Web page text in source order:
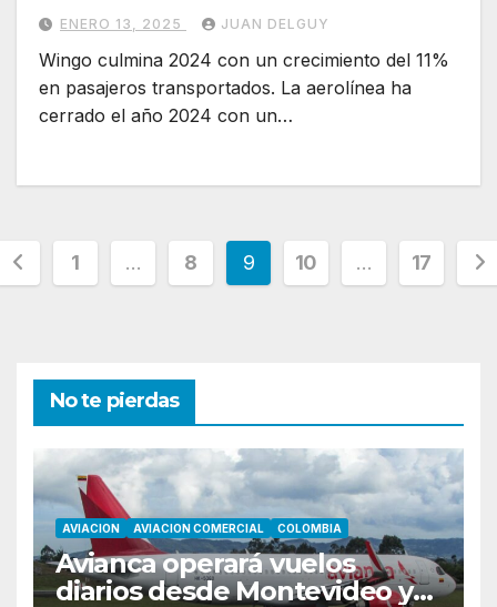
ENERO 13, 2025 JUAN DELGUY
Wingo culmina 2024 con un crecimiento del 11%
en pasajeros transportados. La aerolínea ha
cerrado el año 2024 con un…
1 … 8 9 10 … 17
No te pierdas
AVIACION AVIACION COMERCIAL COLOMBIA
Avianca operará vuelos
diarios desde Montevideo y